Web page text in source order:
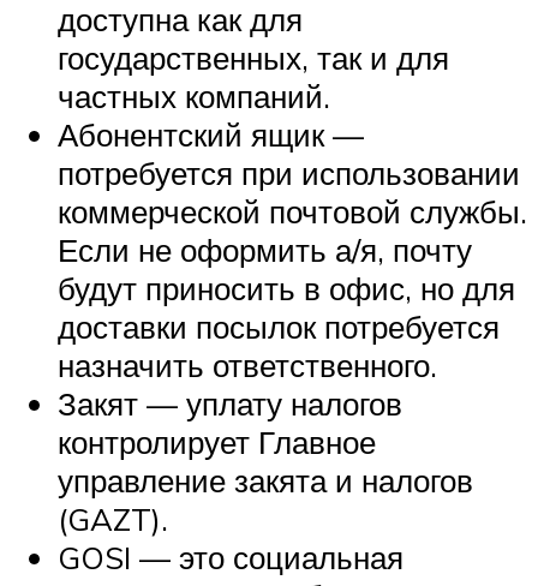
доступна как для
государственных, так и для
частных компаний.
Абонентский ящик —
потребуется при использовании
коммерческой почтовой службы.
Если не оформить а/я, почту
будут приносить в офис, но для
доставки посылок потребуется
назначить ответственного.
Закят — уплату налогов
контролирует Главное
управление закята и налогов
(GAZT).
GOSI — это социальная